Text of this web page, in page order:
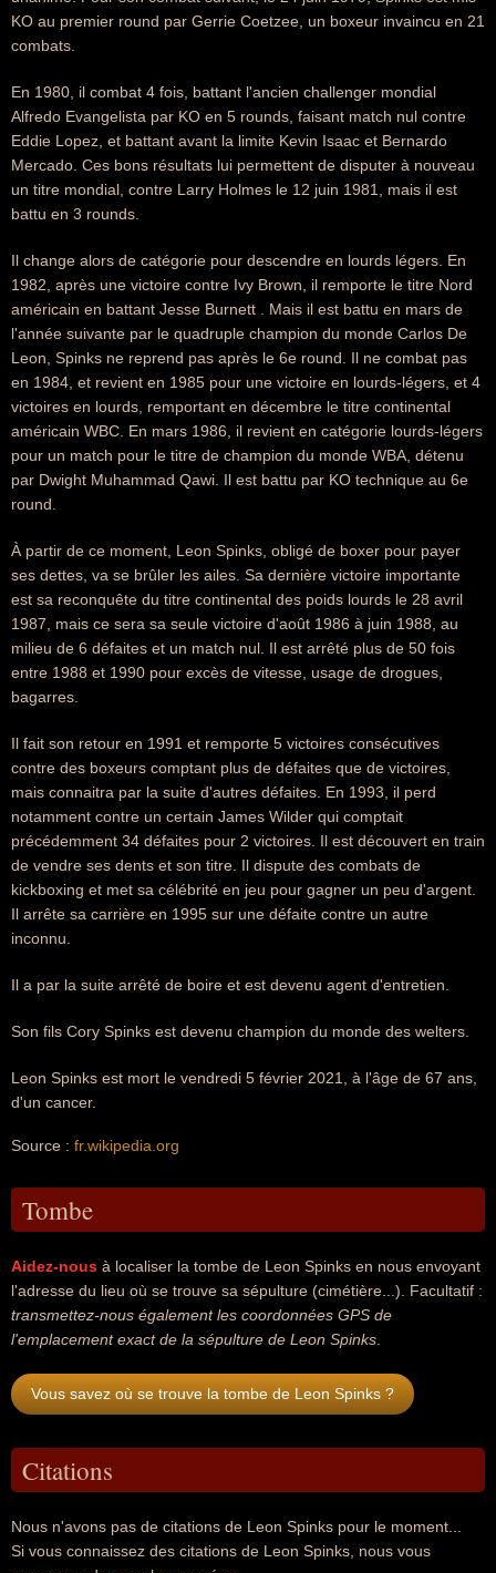
KO au premier round par Gerrie Coetzee, un boxeur invaincu en 21
combats.
En 1980, il combat 4 fois, battant l'ancien challenger mondial
Alfredo Evangelista par KO en 5 rounds, faisant match nul contre
Eddie Lopez, et battant avant la limite Kevin Isaac et Bernardo
Mercado. Ces bons résultats lui permettent de disputer à nouveau
un titre mondial, contre Larry Holmes le 12 juin 1981, mais il est
battu en 3 rounds.
Il change alors de catégorie pour descendre en lourds légers. En
1982, après une victoire contre Ivy Brown, il remporte le titre Nord
américain en battant Jesse Burnett . Mais il est battu en mars de
l'année suivante par le quadruple champion du monde Carlos De
Leon, Spinks ne reprend pas après le 6e round. Il ne combat pas
en 1984, et revient en 1985 pour une victoire en lourds-légers, et 4
victoires en lourds, remportant en décembre le titre continental
américain WBC. En mars 1986, il revient en catégorie lourds-légers
pour un match pour le titre de champion du monde WBA, détenu
par Dwight Muhammad Qawi. Il est battu par KO technique au 6e
round.
À partir de ce moment, Leon Spinks, obligé de boxer pour payer
ses dettes, va se brûler les ailes. Sa dernière victoire importante
est sa reconquête du titre continental des poids lourds le 28 avril
1987, mais ce sera sa seule victoire d'août 1986 à juin 1988, au
milieu de 6 défaites et un match nul. Il est arrêté plus de 50 fois
entre 1988 et 1990 pour excès de vitesse, usage de drogues,
bagarres.
Il fait son retour en 1991 et remporte 5 victoires consécutives
contre des boxeurs comptant plus de défaites que de victoires,
mais connaitra par la suite d'autres défaites. En 1993, il perd
notamment contre un certain James Wilder qui comptait
précédemment 34 défaites pour 2 victoires. Il est découvert en train
de vendre ses dents et son titre. Il dispute des combats de
kickboxing et met sa célébrité en jeu pour gagner un peu d'argent.
Il arrête sa carrière en 1995 sur une défaite contre un autre
inconnu.
Il a par la suite arrêté de boire et est devenu agent d'entretien.
Son fils Cory Spinks est devenu champion du monde des welters.
Leon Spinks est mort le vendredi 5 février 2021, à l'âge de 67 ans,
d'un cancer.
Source : fr.wikipedia.org
Tombe
Aidez-nous à localiser la tombe de Leon Spinks en nous envoyant
l'adresse du lieu où se trouve sa sépulture (cimétière...). Facultatif :
transmettez-nous également les coordonnées GPS de
l'emplacement exact de la sépulture de Leon Spinks
Vous savez où se trouve la tombe de Leon Spinks ?
Citations
Nous n'avons pas de citations de Leon Spinks pour le moment...
Si vous connaissez des citations de Leon Spinks, nous vous